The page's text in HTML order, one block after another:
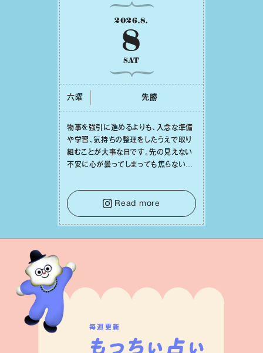
2026.8.
8
SAT
六曜 先勝
物事を強引に進めるよりも、⼊念な準備
や学習、気持ちの整理をしたうえで取り
組むことが⼤事な⽇です。先の⾒えない
不安に⼼が曇ってしまっても焦らない
⾝や疲れていそうな⼈をいたわることに
時間を使いましょう。ここでしっかりとエ
ネルギーを蓄え、困難を乗り越える⼒に
変えましょう。
Read more
毎週更新